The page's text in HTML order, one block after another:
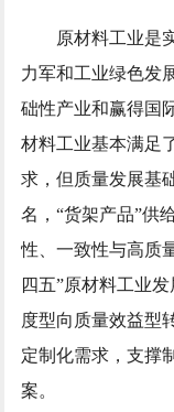
原材料工业是
力军和工业绿色发
础性产业和赢得国
材料工业基本满足
求，但质量发展基
名，“货架产品”供
性、一致性与高质
四五”原材料工业
度型向质量效益型
定制化需求，支撑
案。